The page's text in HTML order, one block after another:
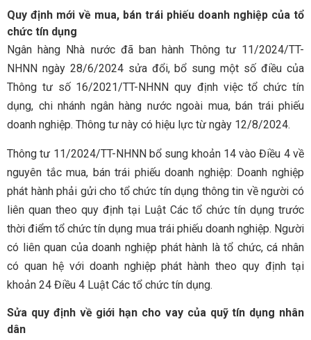
Quy định mới về mua, bán trái phiếu doanh nghiệp của tổ
chức tín dụng
Ngân hàng Nhà nước đã ban hành Thông tư 11/2024/TT-
NHNN ngày 28/6/2024 sửa đổi, bổ sung một số điều của
Thông tư số 16/2021/TT-NHNN quy định việc tổ chức tín
dụng, chi nhánh ngân hàng nước ngoài mua, bán trái phiếu
doanh nghiệp. Thông tư này có hiệu lực từ ngày 12/8/2024.
Thông tư 11/2024/TT-NHNN bổ sung khoản 14 vào Điều 4 về
nguyên tắc mua, bán trái phiếu doanh nghiệp: Doanh nghiệp
phát hành phải gửi cho tổ chức tín dụng thông tin về người có
liên quan theo quy định tại Luật Các tổ chức tín dụng trước
thời điểm tổ chức tín dụng mua trái phiếu doanh nghiệp. Người
có liên quan của doanh nghiệp phát hành là tổ chức, cá nhân
có quan hệ với doanh nghiệp phát hành theo quy định tại
khoản 24 Điều 4 Luật Các tổ chức tín dụng.
Sửa quy định về giới hạn cho vay của quỹ tín dụng nhân
dân